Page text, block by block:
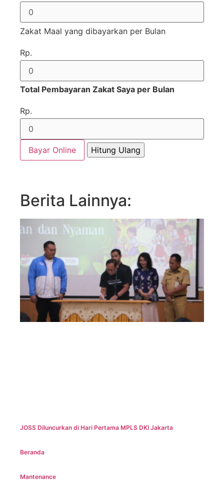
Zakat Maal yang dibayarkan per Bulan
Rp.
Total Pembayaran Zakat Saya per Bulan
Rp.
Bayar Online
Berita Lainnya:
JOSS Diluncurkan di Hari Pertama MPLS DKI Jakarta
Beranda
Mantenance